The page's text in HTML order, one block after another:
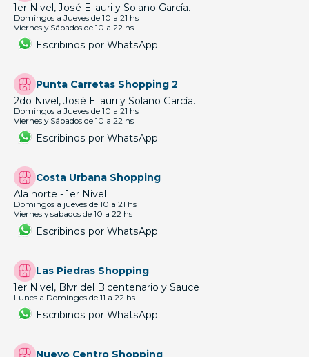
1er Nivel, José Ellauri y Solano García.
Domingos a Jueves de 10 a 21 hs
Viernes y Sábados de 10 a 22 hs
Escribinos por WhatsApp
Punta Carretas Shopping 2
2do Nivel, José Ellauri y Solano García.
Domingos a Jueves de 10 a 21 hs
Viernes y Sábados de 10 a 22 hs
Escribinos por WhatsApp
Costa Urbana Shopping
Ala norte - 1er Nivel
Domingos a jueves de 10 a 21 hs
Viernes y sabados de 10 a 22 hs
Escribinos por WhatsApp
Las Piedras Shopping
1er Nivel, Blvr del Bicentenario y Sauce
Lunes a Domingos de 11 a 22 hs
Escribinos por WhatsApp
Nuevo Centro Shopping